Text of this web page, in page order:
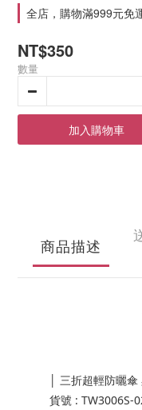
全店，購物滿999元免
NT$350
數量
加入購物車
商品描述
│ 三折超輕防曬傘
貨號 : TW3006S-